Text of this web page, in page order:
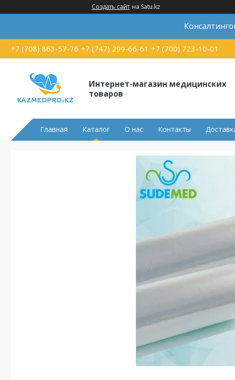
Создать сайт на Satu.kz
+7 (708) 863-57-76 +7 (747) 299-66-61 +7 (700) 723-10-01
Интернет-магазин медицинских
товаров
Главная Каталог О нас Контакты